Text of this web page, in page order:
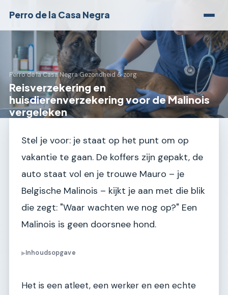
Perro de la Casa Negra
Perro de la Casa Negra›Gezondheid & zorg
Reisverzekering en
huisdierenverzekering voor de Malinois
vergeleken
Stel je voor: je staat op het punt om op
vakantie te gaan. De koffers zijn gepakt, de
auto staat vol en je trouwe Mauro – je
Belgische Malinois – kijkt je aan met die blik
die zegt: "Waar wachten we nog op?" Een
Malinois is geen doorsnee hond.
▶Inhoudsopgave
Het is een atleet, een werker en een echte